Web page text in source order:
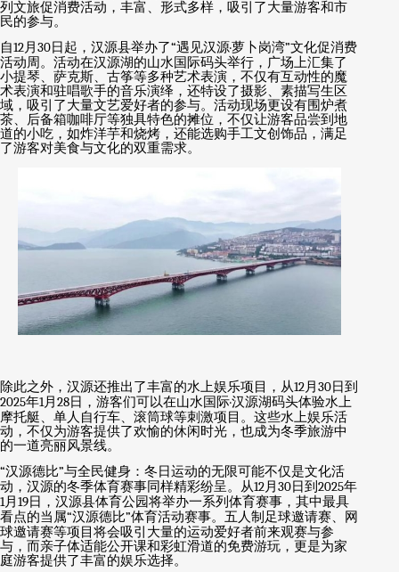
列文旅促消费活动，丰富、形式多样，吸引了大量游客和市
民的参与。
自12月 30日起，汉源县举办了“遇见汉源·萝卜岗湾”文化促消费
活动周。活动在汉源湖的山水国际码头举行，广场上汇集了
小提琴、萨克斯、古筝等多种艺术表演，不仅有互动性的魔
术表演和驻唱歌手的音乐演绎，还特设了摄影、素描写生区
域，吸引了大量文艺爱好者的参与。活动现场更设有围炉煮
茶、后备箱咖啡厅等独具特色的摊位，不仅让游客品尝到地
道的小吃，如炸洋芋和烧烤，还能选购手工文创饰品，满足
了游客对美食与文化的双重需求。
除此之外，汉源还推出了丰富的水上娱乐项目，从12月 30日到
2025年1月 28日，游客们可以在山水国际·汉源湖码头体验水上
摩托艇、单人自行车、滚筒球等刺激项目。这些水上娱乐活
动，不仅为游客提供了欢愉的休闲时光，也成为冬季旅游中
的一道亮丽风景线。
“汉源德比”与全民健身：冬日运动的无限可能不仅是文化活
动，汉源的冬季体育赛事同样精彩纷呈。从12月 30日到 2025年
1月 19日，汉源县体育公园将举办一系列体育赛事，其中最具
看点的当属“汉源德比”体育活动赛事。五人制足球邀请赛、网
球邀请赛等项目将会吸引大量的运动爱好者前来观赛与参
与，而亲子体适能公开课和彩虹滑道的免费游玩，更是为家
庭游客提供了丰富的娱乐选择。